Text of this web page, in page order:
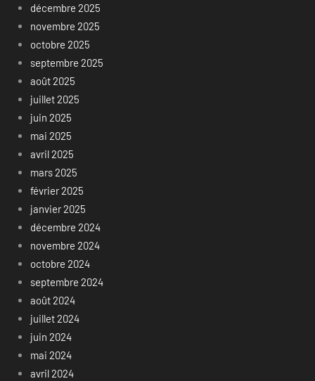
décembre 2025
novembre 2025
octobre 2025
septembre 2025
août 2025
juillet 2025
juin 2025
mai 2025
avril 2025
mars 2025
février 2025
janvier 2025
décembre 2024
novembre 2024
octobre 2024
septembre 2024
août 2024
juillet 2024
juin 2024
mai 2024
avril 2024